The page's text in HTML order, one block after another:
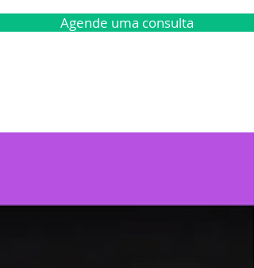
Agende uma consulta